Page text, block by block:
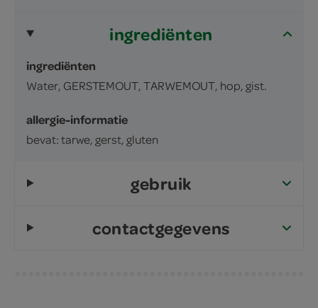
ingrediënten
ingrediënten
Water, GERSTEMOUT, TARWEMOUT, hop, gist.
allergie-informatie
bevat: tarwe, gerst, gluten
gebruik
contactgegevens